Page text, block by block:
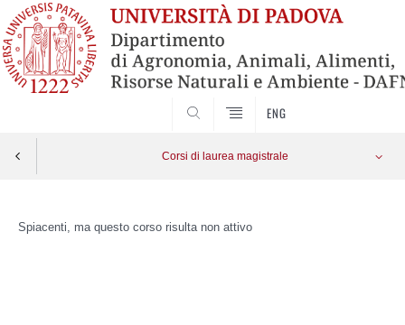
ENG
Corsi di laurea magistrale
content
Spiacenti, ma questo corso risulta non attivo